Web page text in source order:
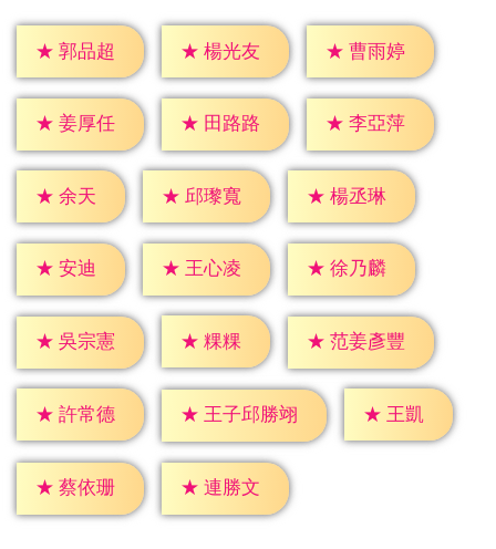
★ 郭品超 ★ 楊光友 ★ 曹雨婷
★ 姜厚任 ★ 田路路 ★ 李亞萍
★ 余天 ★ 邱瓈寬 ★ 楊丞琳
★ 安迪 ★ 王心凌 ★ 徐乃麟
★ 吳宗憲 ★ 粿粿 ★ 范姜彥豐
★ 許常德 ★ 王子邱勝翊 ★ 王凱
★ 蔡依珊 ★ 連勝文